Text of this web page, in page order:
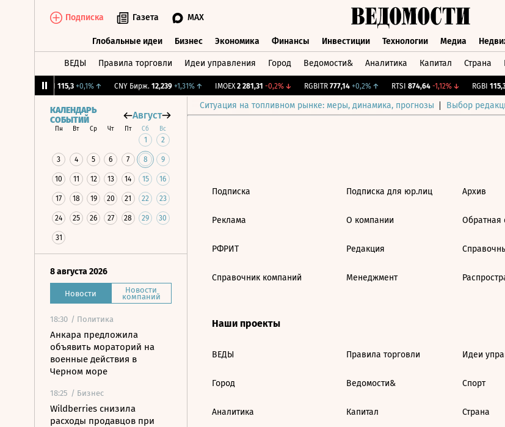
Подписка Газета MAX
Глобальные идеи Бизнес Экономика Финансы Инвестиции Технологии Медиа
ВЕДЫ Правила торговли Идеи управления Город Ведомости& Аналитика Капитал Страна
115,3 +0,1%↑ CNY Бирж. 12,239 +1,31%↑ IMOEX 2 281,31 -0,2%↓ RGBITR 777,14 +0,2%↑ RTSI 874,64 -1,12%↓ RGBI 115,3
Ситуация на топливном рынке: меры, динамика, прогнозы Выбор
КАЛЕНДАРЬ
СОБЫТИЙ
Август
Пн Вт Ср Чт Пт Сб Вс
1 2
3 4 5 6 7 8 9
10 11 12 13 14 15 16
17 18 19 20 21 22 23
24 25 26 27 28 29 30
31
8 августа 2026
Новости Новости
компаний
18:30 / Политика
Анкара предложила
объявить мораторий на
военные действия в
Черном море
18:25 / Бизнес
Wildberries снизила
расходы продавцов при
Подписка
Реклама
РФРИТ
Справочник компаний
Подписка для юр.лиц
О компании
Редакция
Менеджмент
Архив
Обратная
Наши проекты
ВЕДЫ
Город
Аналитика
Правила торговли
Ведомости&
Капитал
Идеи
Спорт
Страна